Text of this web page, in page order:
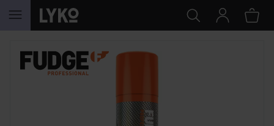
HOPPA TILL INNEHÅLLET